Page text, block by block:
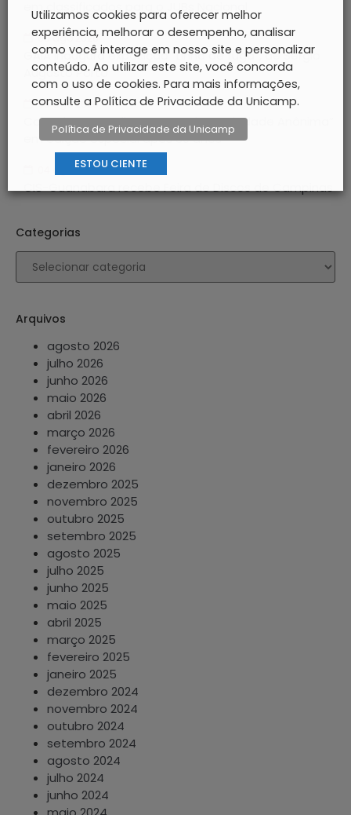
em classificados para o JUBs Nacional
05 ago 2026
GAIA inaugura exposição “Linha de fuga”, de Sérgio
Augusto Porto
05 ago 2026
Casa do Lago exibe “São Paulo, Sociedade Anônima”
em edição especial após 60 anos
04 ago 2026
CIS-Guanabara recebe Feira de Discos de Campinas
Categorias
Arquivos
agosto 2026
julho 2026
junho 2026
maio 2026
abril 2026
março 2026
fevereiro 2026
janeiro 2026
dezembro 2025
novembro 2025
outubro 2025
setembro 2025
agosto 2025
julho 2025
junho 2025
maio 2025
abril 2025
março 2025
fevereiro 2025
janeiro 2025
dezembro 2024
novembro 2024
outubro 2024
setembro 2024
agosto 2024
julho 2024
junho 2024
Utilizamos cookies para oferecer melhor
experiência, melhorar o desempenho, analisar
como você interage em nosso site e personalizar
conteúdo. Ao utilizar este site, você concorda
com o uso de cookies. Para mais informações,
consulte a Política de Privacidade da Unicamp.
Política de Privacidade da Unicamp
ESTOU CIENTE